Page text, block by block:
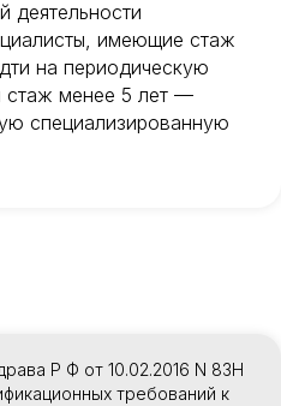
деятельности
имеющие стаж
на периодическую
стаж менее 5 лет —
специализированную
Р Ф от 10.02.2016 N 83Н
требований к